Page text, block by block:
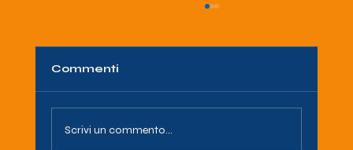
Commenti
Scrivi un commento...